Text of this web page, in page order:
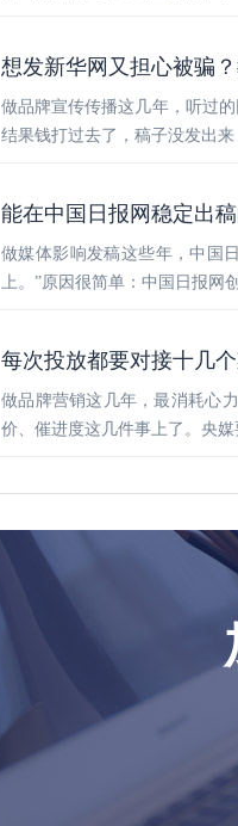
想发新华网又担心被骗
做品牌宣传传播这几年，听过
结果钱打过去了，稿子没发出
能在中国日报网稳定出
做媒体影响发稿这些年，中国
上。”原因很简单：中国日报网
每次投放都要对接十几
做品牌营销这几年，最消耗心
价、催进度这几件事上了。央